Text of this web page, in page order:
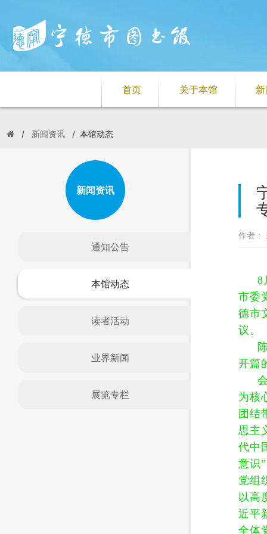
首页 关于本馆
/ 新闻资讯 / 本馆动态
新闻资讯
通知公告
本馆动态
读者活动
业界新闻
展览专栏
作者：
8
市委
德市
议。
开篇
为核
团结
思主
代中
意识
党组
以高
近平
全体